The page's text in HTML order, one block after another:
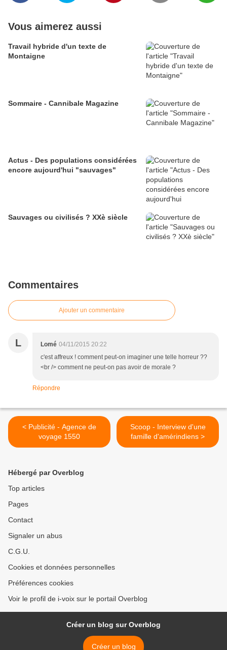
Vous aimerez aussi
Travail hybride d'un texte de
Montaigne
Sommaire - Cannibale Magazine
Actus - Des populations considérées
encore aujourd'hui "sauvages"
Sauvages ou civilisés ? XXè siècle
Commentaires
Ajouter un commentaire
L Lomé 04/11/2015 20:22
c'est affreux ! comment peut-on imaginer une telle horreur ??
<br /> comment ne peut-on pas avoir de morale ?
Répondre
< Publicité - Agence de
voyage 1550
Scoop - Interview d'une
famille d'amérindiens >
Hébergé par Overblog
Top articles
Pages
Contact
Signaler un abus
C.G.U.
Cookies et données personnelles
Préférences cookies
Voir le profil de i-voix sur le portail Overblog
Créer un blog sur Overblog
Créer un blog